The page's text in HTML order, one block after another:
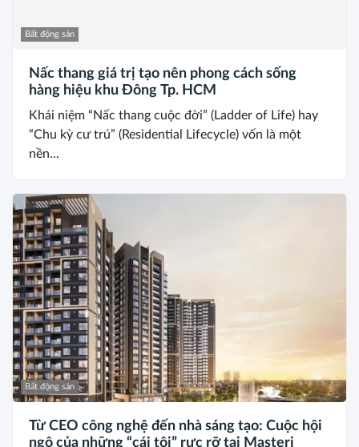
Bất động sản
Nấc thang giá trị tạo nên phong cách sống
hàng hiệu khu Đông Tp. HCM
Khái niệm “Nấc thang cuộc đời” (Ladder of Life) hay
“Chu kỳ cư trú” (Residential Lifecycle) vốn là một
nền...
Bất động sản
Từ CEO công nghệ đến nhà sáng tạo: Cuộc hội
ngộ của những “cái tôi” rực rỡ tại Masteri